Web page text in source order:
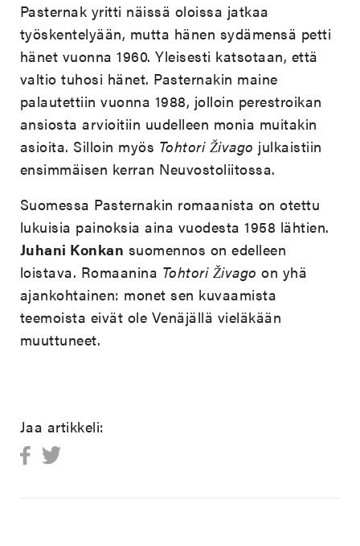
Pasternak yritti näissä oloissa jatkaa
työskentelyään, mutta hänen sydämensä petti
hänet vuonna 1960. Yleisesti katsotaan, että
valtio tuhosi hänet. Pasternakin maine
palautettiin vuonna 1988, jolloin perestroikan
ansiosta arvioitiin uudelleen monia muitakin
asioita. Silloin myös Tohtori Živago julkaistiin
ensimmäisen kerran Neuvostoliitossa.
Suomessa Pasternakin romaanista on otettu
lukuisia painoksia aina vuodesta 1958 lähtien.
Juhani Konkan suomennos on edelleen
loistava. Romaanina Tohtori Živago on yhä
ajankohtainen: monet sen kuvaamista
teemoista eivät ole Venäjällä vieläkään
muuttuneet.
Jaa artikkeli: